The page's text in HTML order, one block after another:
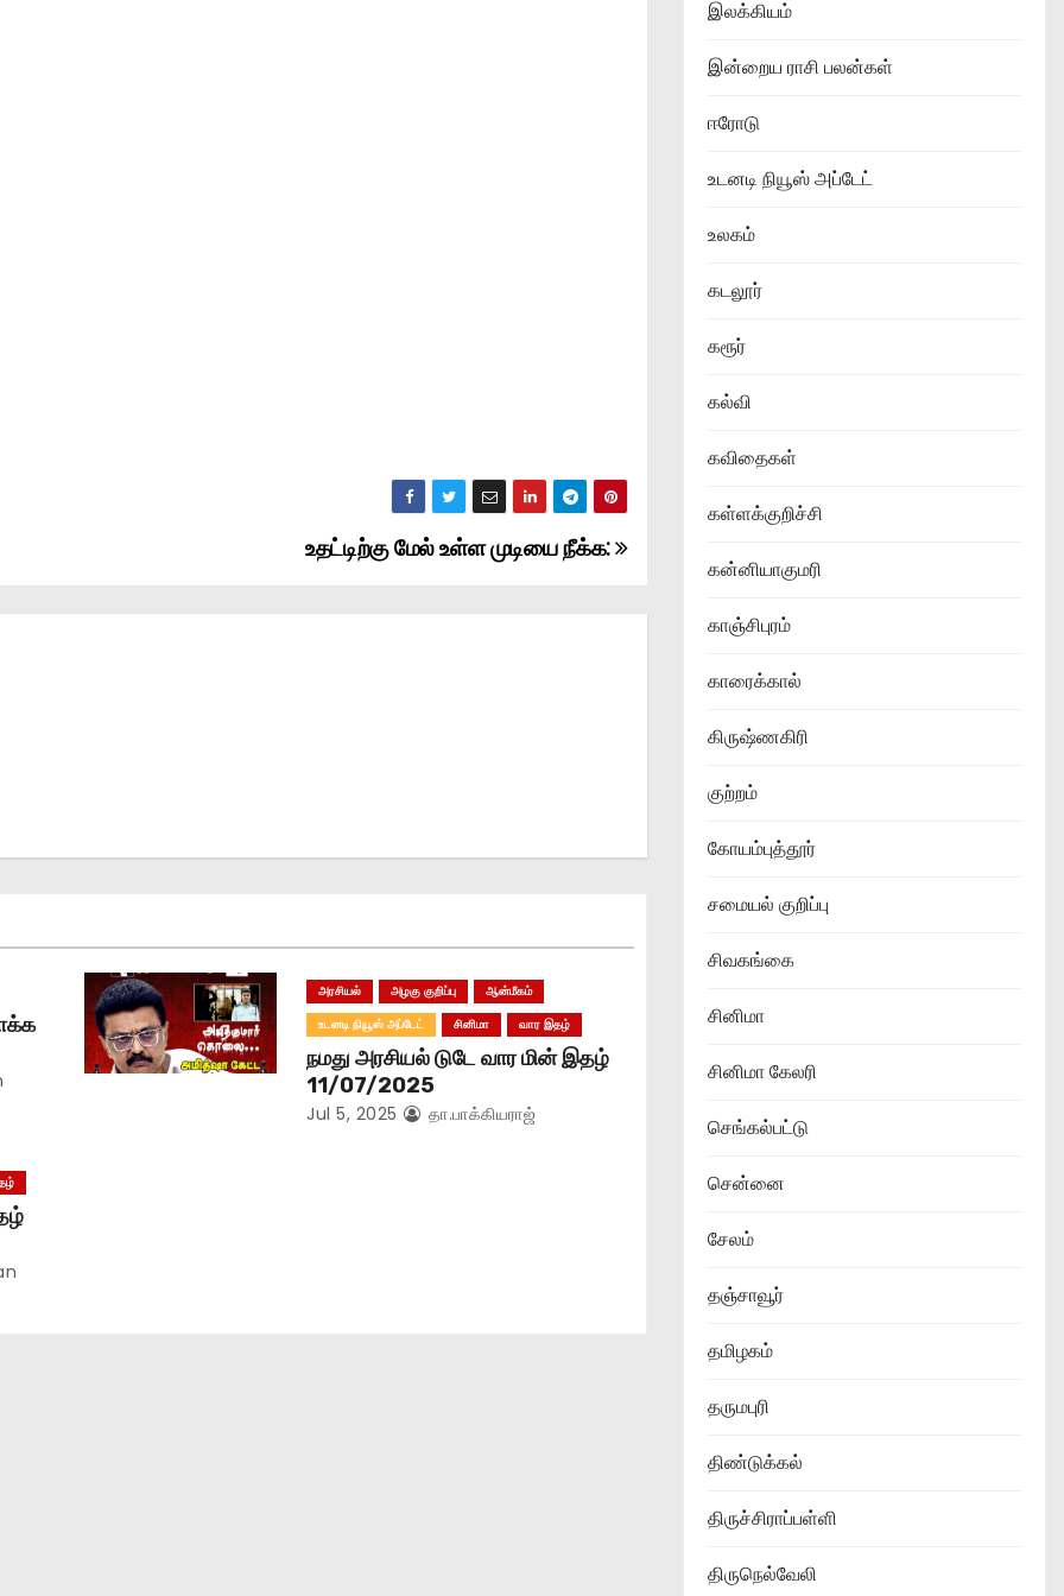
உதட்டிற்கு மேல் உள்ள முடியை நீக்க:
அரசியல் அழகு குறிப்பு
ஆன்மீகம்
உடனடி நியூஸ் அப்டேட்
சினிமா வார இதழ்
நமது அரசியல் டுடே வார மின் இதழ்
11/07/2025
Jul 5, 2025 தா.பாக்கியராஜ்
இலக்கியம்
இன்றைய ராசி பலன்கள்
ஈரோடு
உடனடி நியூஸ் அப்டேட்
உலகம்
கடலூர்
கரூர்
கல்வி
கவிதைகள்
கள்ளக்குறிச்சி
கன்னியாகுமரி
காஞ்சிபுரம்
காரைக்கால்
கிருஷ்ணகிரி
குற்றம்
கோயம்புத்தூர்
சமையல் குறிப்பு
சிவகங்கை
சினிமா
சினிமா கேலரி
செங்கல்பட்டு
சென்னை
சேலம்
தஞ்சாவூர்
தமிழகம்
தருமபுரி
திண்டுக்கல்
திருச்சிராப்பள்ளி
திருநெல்வேலி